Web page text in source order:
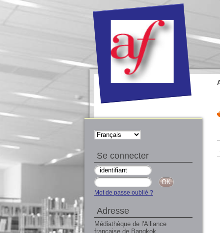
Se connecter
Mot de passe oublié ?
Adresse
Médiathèque de l'Alliance
française de Bangkok